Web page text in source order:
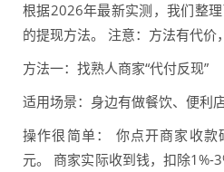
根据2026年最新实测，我们整
的提现方法。 注意：方法有代价
方法一：找熟人商家“代付反现”
适用场景：身边有做餐饮、便利
操作很简单： 你点开商家收
元。 商家实际收到钱，扣除1%-